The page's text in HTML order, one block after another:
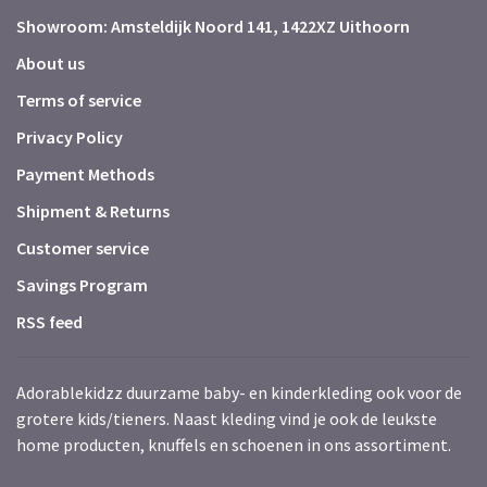
Showroom: Amsteldijk Noord 141, 1422XZ Uithoorn
About us
Terms of service
Privacy Policy
Payment Methods
Shipment & Returns
Customer service
Savings Program
RSS feed
Adorablekidzz duurzame baby- en kinderkleding ook voor de
grotere kids/tieners. Naast kleding vind je ook de leukste
home producten, knuffels en schoenen in ons assortiment.